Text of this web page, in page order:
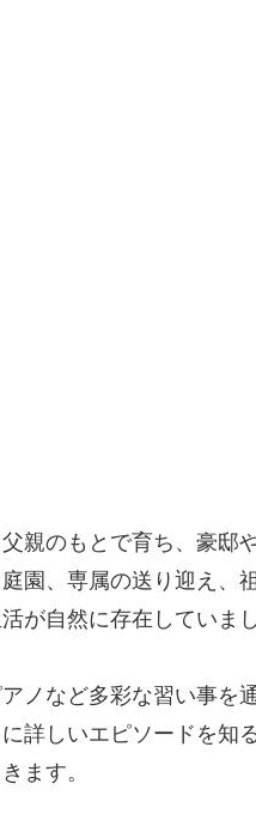
親のもとで育ち、豪邸
園、専属の送り迎え、
が自然に存在していまし
ノなど多彩な習い事を
詳しいエピソードを知
ます。